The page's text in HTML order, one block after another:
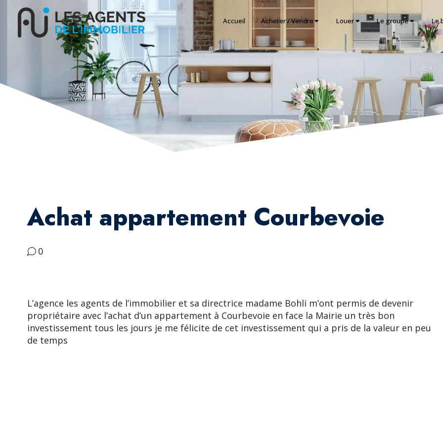
Accueil Acheter / Vendre Louer Le groupe Le
Achat appartement Courbevoie
0
L’agence les agents de l’immobilier et sa directrice madame Bohli m’ont permis de devenir
propriétaire avec l’achat d’un appartement à Courbevoie en face la Mairie un très bon
investissement tous les jours je me félicite de cet investissement qui a pris de la valeur en peu
de temps